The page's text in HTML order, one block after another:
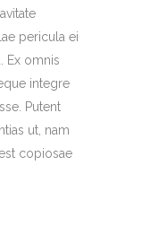
pericula ei
Ex omnis
integre
Putent
ut, nam
copiosae